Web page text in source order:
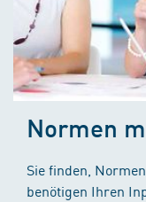
Normen
Sie finden,
benötigen Ihren